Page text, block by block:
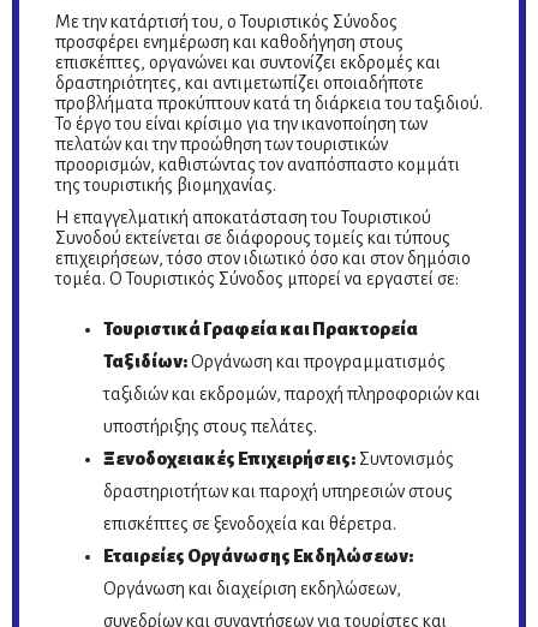
Με την κατάρτισή του, ο Τουριστικός Σύνοδος
προσφέρει ενημέρωση και καθοδήγηση στους
επισκέπτες, οργανώνει και συντονίζει εκδρομές και
δραστηριότητες, και αντιμετωπίζει οποιαδήποτε
προβλήματα προκύπτουν κατά τη διάρκεια του ταξιδιού.
Το έργο του είναι κρίσιμο για την ικανοποίηση των
πελατών και την προώθηση των τουριστικών
προορισμών, καθιστώντας τον αναπόσπαστο κομμάτι
της τουριστικής βιομηχανίας.
Η επαγγελματική αποκατάσταση του Τουριστικού
Συνοδού εκτείνεται σε διάφορους τομείς και τύπους
επιχειρήσεων, τόσο στον ιδιωτικό όσο και στον δημόσιο
τομέα. Ο Τουριστικός Σύνοδος μπορεί να εργαστεί σε:
Τουριστικά Γραφεία και Πρακτορεία
Ταξιδίων:Οργάνωση και προγραμματισμός
ταξιδιών και εκδρομών, παροχή πληροφοριών και
υποστήριξης στους πελάτες.
Ξενοδοχειακές Επιχειρήσεις: Συντονισμός
δραστηριοτήτων και παροχή υπηρεσιών στους
επισκέπτες σε ξενοδοχεία και θέρετρα.
Εταιρείες Οργάνωσης Εκδηλώσεων:
Οργάνωση και διαχείριση εκδηλώσεων,
συνεδρίων και συναντήσεων για τουρίστες και